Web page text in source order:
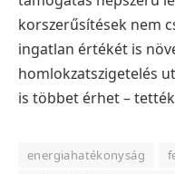
korszerűsítések nem
ingatlan értékét is
homlokzatszigetelés
is többet érhet –
energiahatékonyság